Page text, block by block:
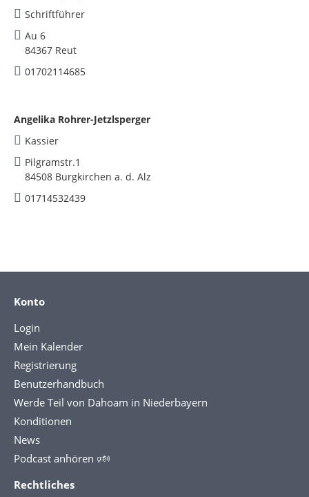
Schriftführer
Au 6
84367 Reut
01702114685
Angelika Rohrer-Jetzlsperger
Kassier
Pilgramstr.1
84508 Burgkirchen a. d. Alz
01714532439
Konto
Login
Mein Kalender
Registrierung
Benutzerhandbuch
Werde Teil von Dahoam in Niederbayern
Konditionen
News
Podcast anhören 🕬
Rechtliches